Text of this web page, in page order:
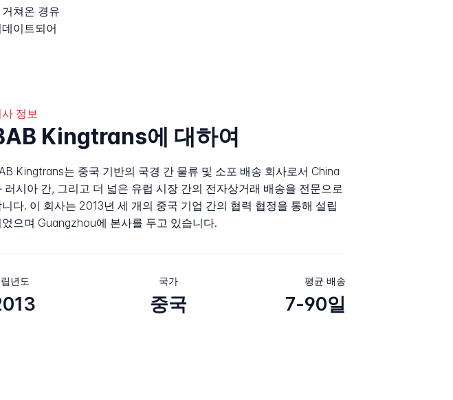
쳐온 경유
이트되어
정보
Kingtrans에 대하여
Kingtrans는 중국 기반의 국경 간 물류 및 소포 배송 회사로서 China
러시아 간, 그리고 더 넓은 유럽 시장 간의 전자상거래 배송을 전문으로
니다. 이 회사는 2013년 세 개의 중국 기업 간의 협력 협정을 통해 설립
었으며 Guangzhou에 본사를 두고 있습니다.
년도 국가
중국
평균 배송
7-90일